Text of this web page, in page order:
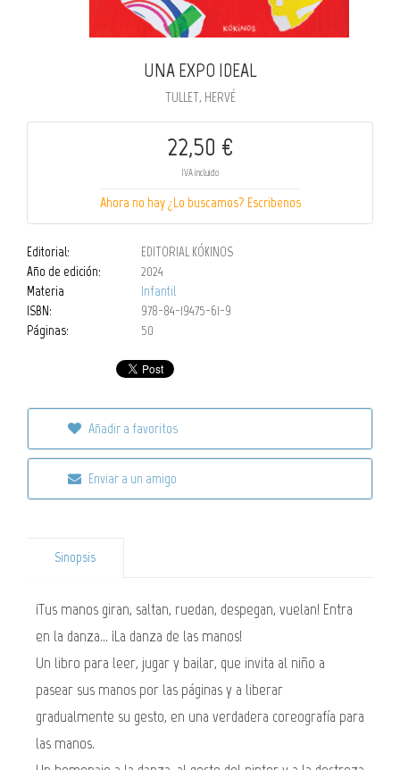
UNA EXPO IDEAL
TULLET, HERVÉ
22,50 €
IVA incluido
Ahora no hay ¿Lo buscamos? Escribenos
Editorial:
EDITORIAL KÓKINOS
Año de edición:
2024
Materia
Infantil
ISBN:
978-84-19475-61-9
Páginas:
50
Añadir a favoritos
Enviar a un amigo
Sinopsis
¡Tus manos giran, saltan, ruedan, despegan, vuelan! Entra
en la danza... ¡La danza de las manos!
Un libro para leer, jugar y bailar, que invita al niño a
pasear sus manos por las páginas y a liberar
gradualmente su gesto, en una verdadera coreografía para
las manos.